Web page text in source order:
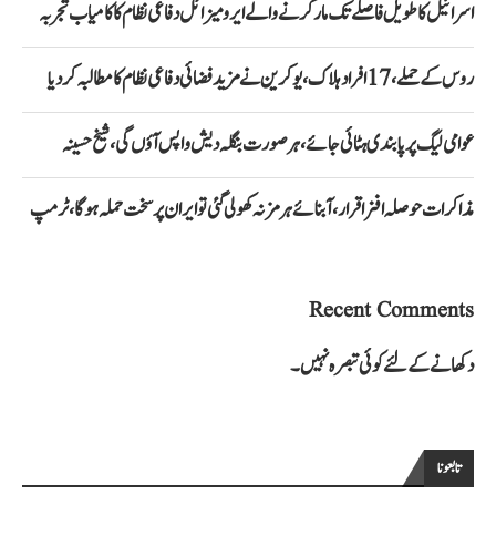
اسرائیل کا طویل فاصلے تک مار کرنے والے ایرو میزائل دفاعی نظام کا کامیاب تجربہ
روس کے حملے، 17 افراد ہلاک، یوکرین نے مزید فضائی دفاعی نظام کا مطالبہ کر دیا
عوامی لیگ پر پابندی ہٹائی جائے، ہر صورت بنگلہ دیش واپس آؤں گی، شیخ حسینہ
مذاکرات حوصلہ افزا قرار،آبنائے ہرمز نہ کھولی گئی تو ایران پر سخت حملہ ہوگا، ٹرمپ
Recent Comments
دکھانے کے لئے کوئی تبصرہ نہیں۔
تابعونا